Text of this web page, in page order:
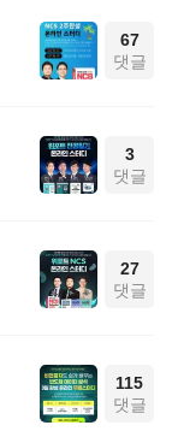
67
댓글
3
댓글
27
댓글
115
댓글